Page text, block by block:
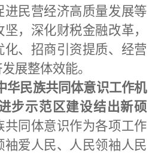
进民营经济高质量发展等
，深化财税金融改革，
、招商引资提质、经营
展整体效能。
华民族共同体意识工作机
步示范区建设结出新硕
共同体意识作为各项工作
爱人民、人民领袖人民